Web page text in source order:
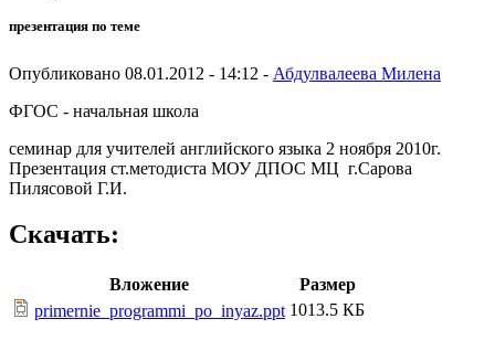
презентация по теме
Опубликовано 08.01.2012 - 14:12 - Абдулвалеева Милена
ФГОС - начальная школа
семинар для учителей английского языка 2 ноября 2010г.
Презентация ст.методиста МОУ ДПОС МЦ г.Сарова
Пилясовой Г.И.
Скачать:
Вложение
Размер
primernie_programmi_po_inyaz.ppt 1013.5 КБ